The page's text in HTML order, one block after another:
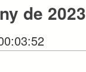
de 2023